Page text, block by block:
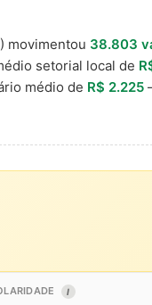
movimentou 38.803
setorial local de
médio de R$ 2.225
I